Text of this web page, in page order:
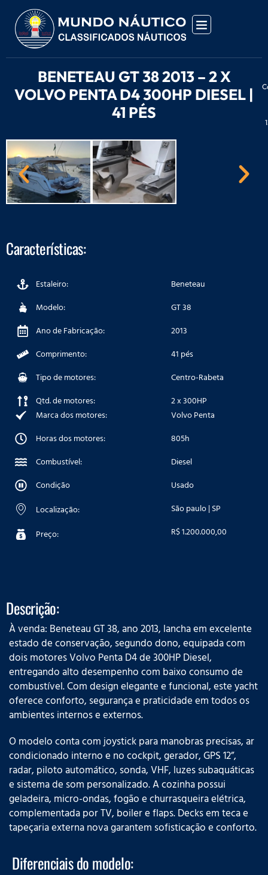
BENETEAU GT 38 2013 – 2 X
VOLVO PENTA D4 300HP DIESEL |
41 PÉS
Características:
Estaleiro:
Modelo:
Ano de Fabricação:
Comprimento:
Tipo de motores:
Qtd. de motores:
Beneteau
GT 38
2013
41 pés
Centro-Rabeta
2 x 300HP
Marca dos motores:
Horas dos motores:
Combustível:
Condição
Localização:
Preço:
Volvo Penta
805h
Diesel
Usado
São paulo | SP
R$ 1.200.000,00
Descrição:
À venda: Beneteau GT 38, ano 2013, lancha em excelente
estado de conservação, segundo dono, equipada com
dois motores Volvo Penta D4 de 300HP Diesel,
entregando alto desempenho com baixo consumo de
combustível. Com design elegante e funcional, este yacht
oferece conforto, segurança e praticidade em todos os
ambientes internos e externos.
O modelo conta com joystick para manobras precisas, ar
condicionado interno e no cockpit, gerador, GPS 12”,
radar, piloto automático, sonda, VHF, luzes subaquáticas
e sistema de som personalizado. A cozinha possui
geladeira, micro-ondas, fogão e churrasqueira elétrica,
complementada por TV, boiler e flaps. Decks em teca e
tapeçaria externa nova garantem sofisticação e conforto.
Diferenciais do modelo: